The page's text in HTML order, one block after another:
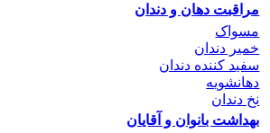
مراقبت دهان و دندان
مسواک
خمیر دندان
سفید کننده دندان
دهانشویه
نخ دندان
بهداشت بانوان و آقایان